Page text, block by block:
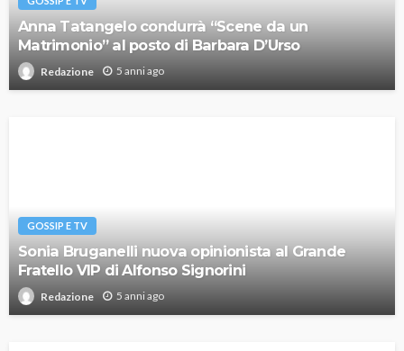
Anna Tatangelo condurrà “Scene da un
Matrimonio” al posto di Barbara D’Urso
Redazione 5 anni ago
GOSSIP E TV
Sonia Bruganelli nuova opinionista al Grande
Fratello VIP di Alfonso Signorini
Redazione 5 anni ago